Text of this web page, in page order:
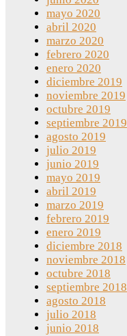
mayo 2020
abril 2020
marzo 2020
febrero 2020
enero 2020
diciembre 2019
noviembre 2019
octubre 2019
septiembre 2019
agosto 2019
julio 2019
junio 2019
mayo 2019
abril 2019
marzo 2019
febrero 2019
enero 2019
diciembre 2018
noviembre 2018
octubre 2018
septiembre 2018
agosto 2018
julio 2018
junio 2018